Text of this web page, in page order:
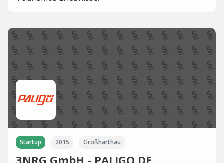
Startup 2015 Großharthau
3NRG GmbH - PALIGO.DE